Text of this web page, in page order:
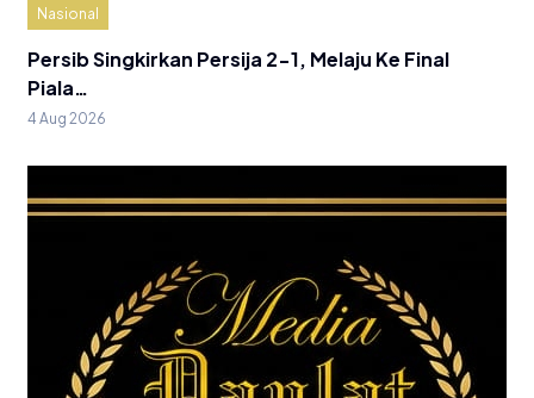
Nasional
Persib Singkirkan Persija 2-1, Melaju Ke Final
Piala…
4 Aug 2026